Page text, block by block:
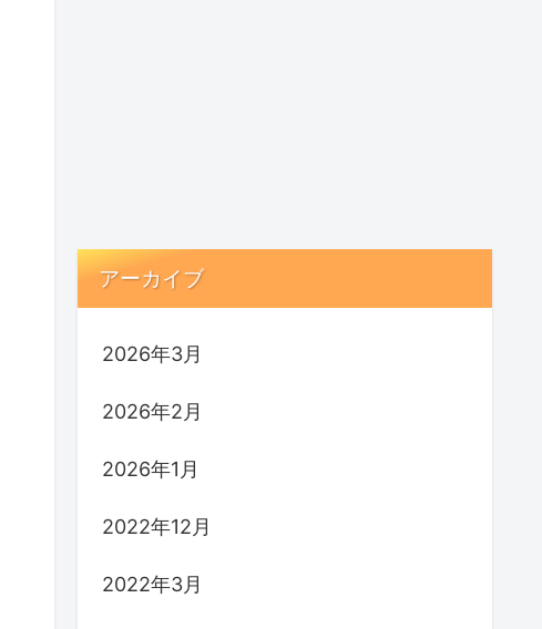
アーカイブ
2026年3月
2026年2月
2026年1月
2022年12月
2022年3月